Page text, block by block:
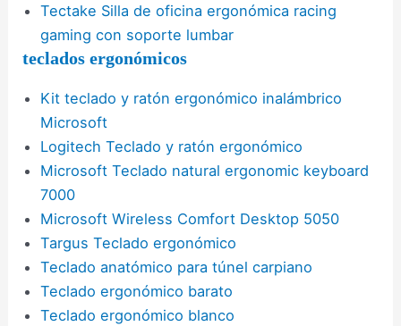
Tectake Silla de oficina ergonómica racing
gaming con soporte lumbar
teclados ergonómicos
Kit teclado y ratón ergonómico inalámbrico
Microsoft
Logitech Teclado y ratón ergonómico
Microsoft Teclado natural ergonomic keyboard
7000
Microsoft Wireless Comfort Desktop 5050
Targus Teclado ergonómico
Teclado anatómico para túnel carpiano
Teclado ergonómico barato
Teclado ergonómico blanco